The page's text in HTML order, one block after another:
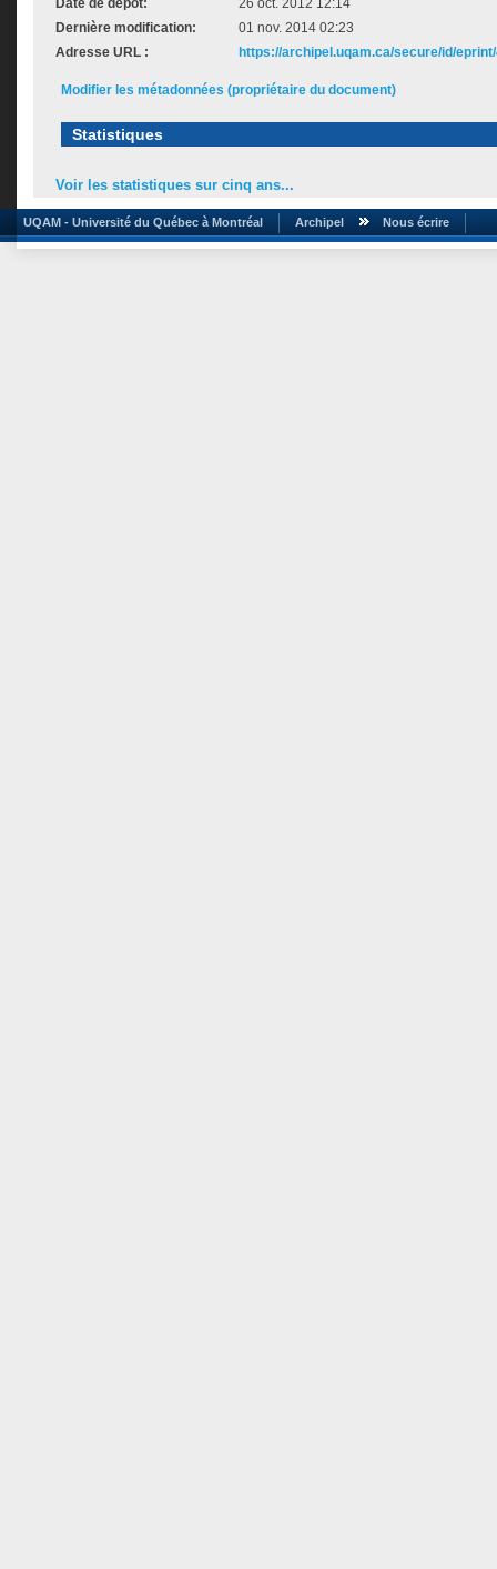
Date de dépôt:
26 oct. 2012 12:14
Dernière modification:
01 nov. 2014 02:23
Adresse URL :
https://archipel.uqam.ca/secure/id/
Modifier les métadonnées (propriétaire du document)
Statistiques
Voir les statistiques sur cinq ans...
UQAM - Université du Québec à Montréal Archipel Nous écrire